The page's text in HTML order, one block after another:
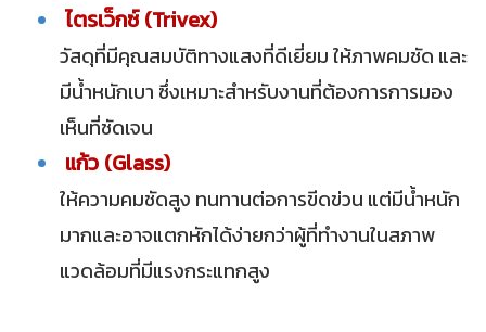
ไตรเว็กซ์ (Trivex)
วัสดุที่มีคุณสมบัติทางแสงที่ดีเยี่ยม ให้ภาพคมชัด และ
มีน้ำหนักเบา ซึ่งเหมาะสำหรับงานที่ต้องการการมอง
เห็นที่ชัดเจน
แก้ว (Glass)
ให้ความคมชัดสูง ทนทานต่อการขีดข่วน แต่มีน้ำหนัก
มากและอาจแตกหักได้ง่ายกว่าผู้ที่ทำงานในสภาพ
แวดล้อมที่มีแรงกระแทกสูง